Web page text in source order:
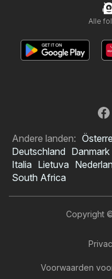
Alle
Andere landen:
Deutschland Danmark
Italia Lietuva
South Africa
Copyright
Voorwaarden